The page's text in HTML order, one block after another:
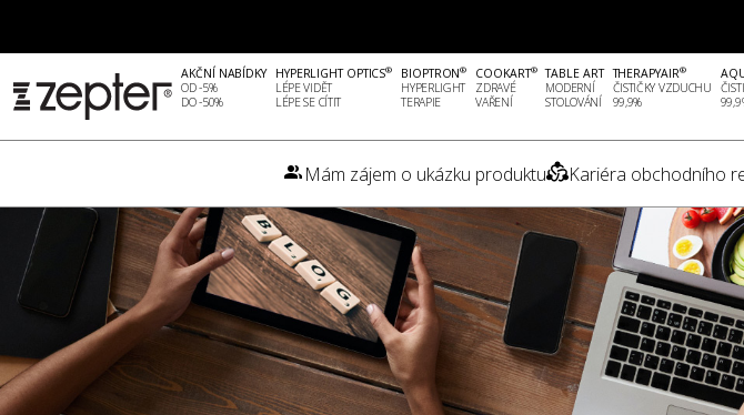
AKČNÍ NABÍDKY
OD -5%
DO -50%
HYPERLIGHT OPTICS®
LÉPE VIDĚT
LÉPE SE CÍTIT
BIOPTRON®
HYPERLIGHT
TERAPIE
COOKART®
ZDRAVÉ
VAŘENÍ
TABLE ART
MODERNÍ
STOLOVÁNÍ
THERAPYAIR®
ČISTIČKY VZDUCHU
99,9%
Mám zájem o ukázku produktu Kariéra obchodního